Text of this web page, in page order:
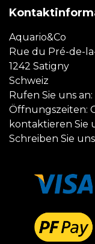
Aquario&Co
Rue du Pré-de-
1242 Satigny
Schweiz
Rufen Sie uns an:
Öffnungszeiten:
kontaktieren Sie
Schreiben Sie